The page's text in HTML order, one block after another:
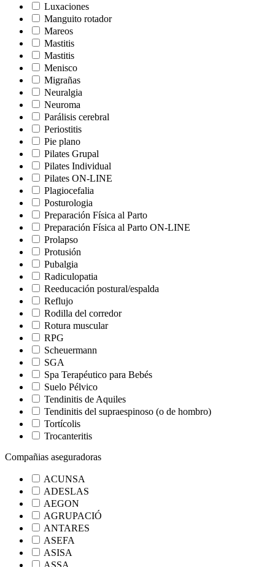
Luxaciones
Manguito rotador
Mareos
Mastitis
Mastitis
Menisco
Migrañas
Neuralgia
Neuroma
Parálisis cerebral
Periostitis
Pie plano
Pilates Grupal
Pilates Individual
Pilates ON-LINE
Plagiocefalia
Posturologia
Preparación Física al Parto
Preparación Física al Parto ON-LINE
Prolapso
Protusión
Pubalgia
Radiculopatia
Reeducación postural/espalda
Reflujo
Rodilla del corredor
Rotura muscular
RPG
Scheuermann
SGA
Spa Terapéutico para Bebés
Suelo Pélvico
Tendinitis de Aquiles
Tendinitis del supraespinoso (o de hombro)
Tortícolis
Trocanteritis
Compañias aseguradoras
ACUNSA
ADESLAS
AEGON
AGRUPACIÓ
ANTARES
ASEFA
ASISA
ASSA